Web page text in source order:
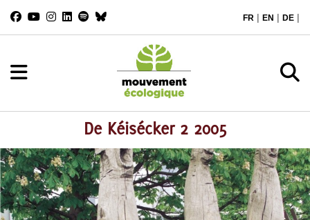
FR | EN | DE |
De Kéisécker 2 2005